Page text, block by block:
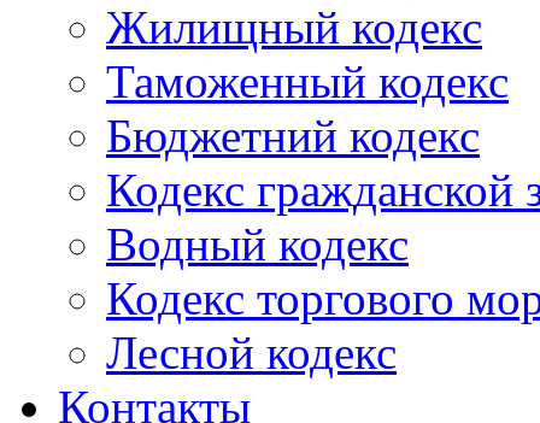
Жилищный кодекс
Таможенный кодекс
Бюджетний кодекс
Кодекс гражданской
Водный кодекс
Кодекс торгового
Лесной кодекс
Контакты